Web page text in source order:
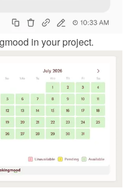
in your project.